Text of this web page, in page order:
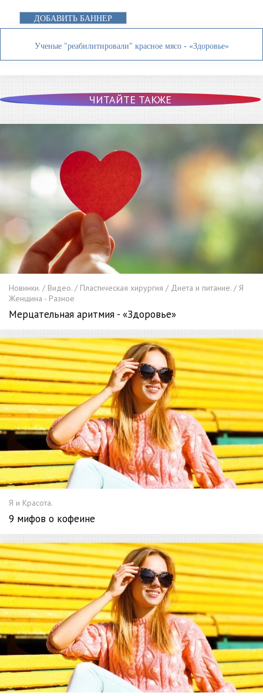
ДОБАВИТЬ БАННЕР
Ученые "реабилитировали" красное мясо - «Здоровье»
ЧИТАЙТЕ ТАКЖЕ
Новинки. / Видео. / Пластическая хирургия / Диета и питание. / Я
Женщина - Разное
Мерцательная аритмия - «Здоровье»
Я и Красота.
9 мифов о кофеине